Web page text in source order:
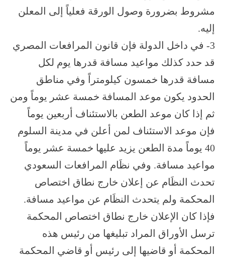
مشروط بضرورة وصول الورقة فعلياً إلى المعلن
إليه.
3- في داخل الدولة فإن قانون المرافعات المصري
قد حدد كذلك مواعيد مسافة قدرها يوم لكل
مسافة قدرها خمسون كيلومتراً وفي مناطق
الحدود يكون موعد المسافة خمسة عشر يوماً ومن
ثم إذا كان موعد الطعن بالاستئناف أربعين يوماً
فإن موعد الاستئناف لمن أعلن في مدينة السلوم
40 يوماً مدة الطعن يزيد عليها خمسة عشر يوماً
مواعيد مسافة. وفي نظَام المرافعات السعودي
تحدث النظَام عن إعلان خارج نطاق اختصاص
المحكمة ولم يتحدث النظَام عن مواعيد مسافة.
فإذا كان الإعلان خارج نطاق اختصاص المحكمة
ترسل الأوراق المراد تبليغها من رئيس هذه
المحكمة أو قاضيها إلى رئيس أو قاضي المحكمة